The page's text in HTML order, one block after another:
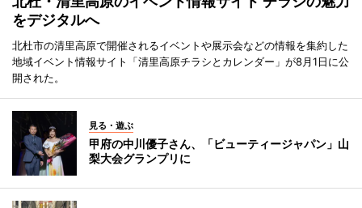
をデジタルへ
北杜市の清里高原で開催されるイベントや展示会などの情報を集約した
地域イベント情報サイト「清里高原チラシとカレンダー」が8月1日に公
開された。
見る・遊ぶ
甲府の中川優子さん、「ビューティージャパン」山
梨大会グランプリに